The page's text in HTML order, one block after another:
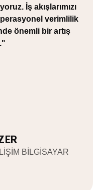
İş akışlarımızı
verimlilik
önemli bir artış
BİLGİSAYAR